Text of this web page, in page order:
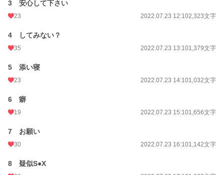
累計ポイント 182,338 pt (21,203 位)
3 安心して下さい
23 2022.07.23 12:102,323文字
4 してみない？
35 2022.07.23 13:101,379文字
5 添い寝
23 2022.07.23 14:101,032文字
6 癖
19 2022.07.23 15:101,656文字
7 お願い
30 2022.07.23 16:101,142文字
8 疑似S●X